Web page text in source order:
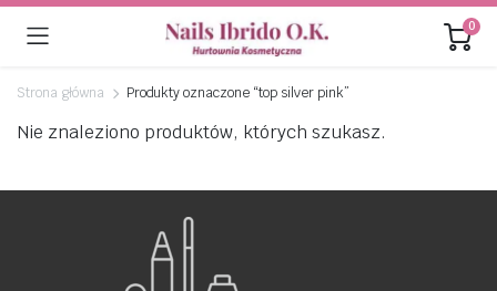
0
Strona główna Produkty oznaczone “top silver pink”
Nie znaleziono produktów, których szukasz.